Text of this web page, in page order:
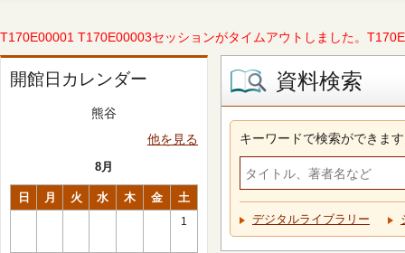
T170E00001 T170E00003セッションがタイムアウトしました。
開館日カレンダー
熊谷
他を見る
8月
日 月 火 水 木 金 土
1
資料検索
キーワードで検索ができます
デジタルライブラリー